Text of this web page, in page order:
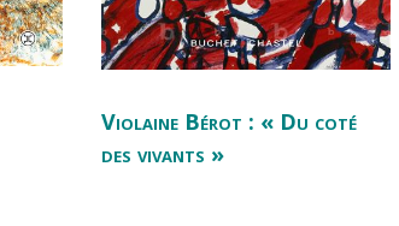
Violaine Bérot : « Du coté
des vivants »